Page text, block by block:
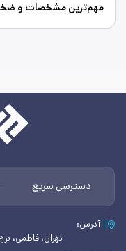
مهم‌ترین مشخصات و
دسترسی سریع
آدرس:
تهران، فاطمی، برج